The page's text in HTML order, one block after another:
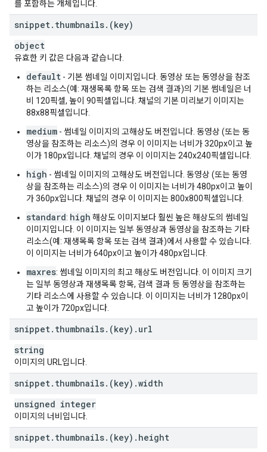
"
mocRating
"moctwRating": string
: string
"mtrcbRating":
" nbcplRating ": string
,
"nfrcRating": string
,
" nfvcbRating": string
,
" nkclvRating
" oflcRating": string
,
"pefilmRating": string
,
"rcnofRating" : string
,
"rtcRating": string
,
"rteRating": string
,
"russiaRating": string
,
skfilmRating ": string
,
"smaisRating" : string
,
"smsaRating": string
,
"tvpgRating" : string
,
" ytRating": string
},
"projection": string
,
"hasCustomThumbnail": boolean
},
"status":
"uploadStatus": string
"
rejectionReason
"privacyStatus
"publishAt": datetime
,
string
"embeddable
"publicStatsViewable
"madeForKids": boolean
,
"selfDeclaredMadeForKids":
를 포함하는 개체입니다.
snippet. thumbnails. (key)
object
유효한 키 값은 다음과 같습니다.
default - 기본 썸네일 이미지입니다. 동영상 또는 동영상을 참조
하는 리소스(예: 재생목록 항목 또는 검색 결과)의 기본 썸네일은 너
비 120픽셀, 높이 90픽셀입니다. 채널의 기본 미리보기 이미지는
88x88픽셀입니다.
medium - 썸네일 이미지의 고해상도 버전입니다. 동영상 (또는 동
영상을 참조하는 리소스)의 경우 이 이미지는 너비가 320px이고 높
이가 180px입니다. 채널의 경우 이 이미지는 240x240픽셀입니다.
high - 썸네일 이미지의 고해상도 버전입니다. 동영상 (또는 동영
상을 참조하는 리소스)의 경우 이 이미지는 너비가 480px이고 높이
가 360px입니다. 채널의 경우 이 이미지는 800x800픽셀입니다.
standard: high 해상도 이미지보다 훨씬 높은 해상도의 썸네일
이미지입니다. 이 이미지는 일부 동영상과 동영상을 참조하는 기타
리소스(예: 재생목록 항목 또는 검색 결과)에서 사용할 수 있습니다.
이 이미지는 너비가 640px이고 높이가 480px입니다.
maxres: 썸네일 이미지의 최고 해상도 버전입니다. 이 이미지 크기
는 일부 동영상과 재생목록 항목, 검색 결과 등 동영상을 참조하는
기타 리소스에 사용할 수 있습니다. 이 이미지는 너비가 1280px이
고 높이가 720px입니다.
snippet. thumbnails. (key) . url
string
이미지의 URL입니다.
snippet. thumbnails. (key) .width
unsigned integer
이미지의 너비입니다.
snippet. thumbnails. (key) . height